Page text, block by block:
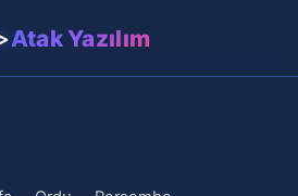
Atak Yazılım